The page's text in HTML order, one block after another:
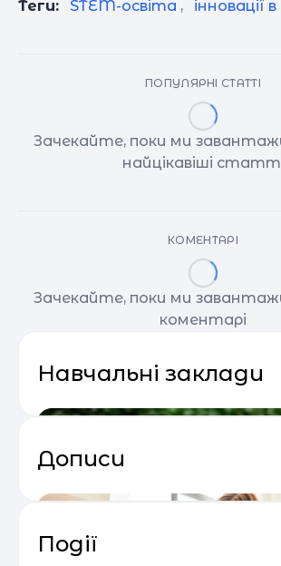
Теги: STEM-освіта , інновації в
ПОПУЛЯРНІ СТАТТІ
Зачекайте, поки ми
найцікавіші
КОМЕНТАРІ
Зачекайте, поки ми
коментарі
Навчальні заклади
Дописи
Події